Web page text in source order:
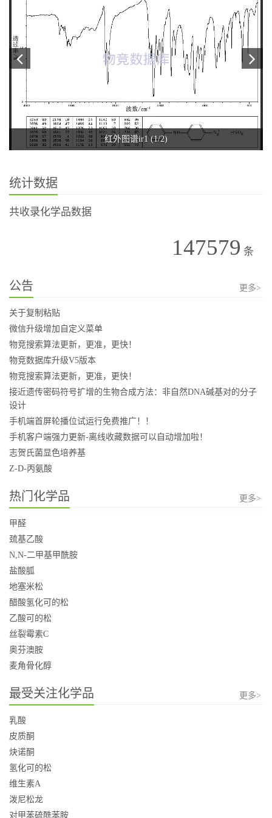
红外图谱ir1 (1/2)
统计数据
共收录化学品数据
147579 条
公告 更多>
关于复制粘贴
微信升级增加自定义菜单
物竞搜索算法更新，更准，更快！
物竞数据库升级V5版本
物竞搜索算法更新，更准，更快！
接近遗传密码符号扩增的生物合成方法：非自然DNA碱基对的分子
设计
手机端首屏轮播位试运行免费推广！！
手机客户端强力更新-离线收藏数据可以自动增加啦！
志贺氏菌显色培养基
Z-D-丙氨酸
热门化学品 更多>
甲醛
巯基乙酸
N,N-二甲基甲酰胺
盐酸胍
地塞米松
醋酸氢化可的松
乙酸可的松
丝裂霉素C
奥芬澳胺
麦角骨化醇
最受关注化学品 更多>
乳酸
皮质酮
炔诺酮
氢化可的松
维生素A
泼尼松龙
对甲苯硫酰苯胺